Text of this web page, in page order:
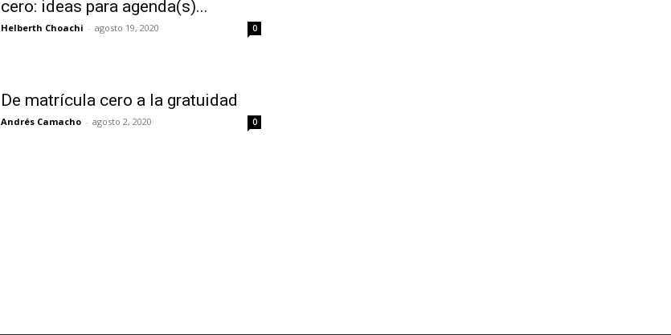
cero: ideas para agenda(s)...
Helberth Choachi - agosto 19, 2020 0
De matrícula cero a la gratuidad
Andrés Camacho - agosto 2, 2020 0